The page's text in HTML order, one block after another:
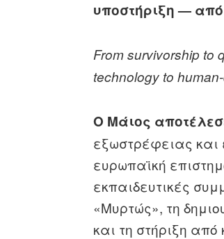
υποστήριξη —
From survivorship to
technology to
Ο Μάιος
εξωστρέφειας και
ευρωπαϊκή
εκπαιδευτικές
«Μυρτώς», τη
και τη στήριξη